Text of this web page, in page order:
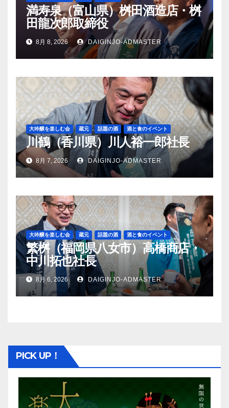
満寿泉（富山県）桝田酒造店・桝
田龍次郎取締役
8月 8, 2026 DAIGINJO-ADMASTER
大吟醸を楽しむ会 蔵元 話題の酒 酒と食のイベント
川鶴（香川県）川人裕一郎社長
8月 7, 2026 DAIGINJO-ADMASTER
大吟醸を楽しむ会 蔵元 話題の酒 酒と食のイベント
繁桝（福岡県八女市）高橋商店・
中川拓也社長
8月 6, 2026 DAIGINJO-ADMASTER
PICK UP！